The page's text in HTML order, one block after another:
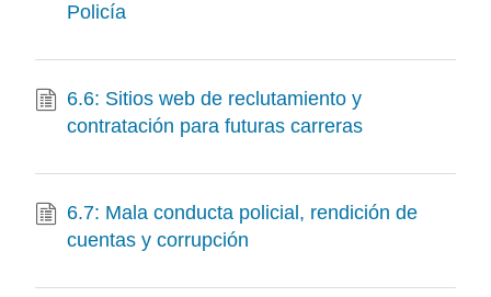
Policía
6.6: Sitios web de reclutamiento y
contratación para futuras carreras
6.7: Mala conducta policial, rendición de
cuentas y corrupción